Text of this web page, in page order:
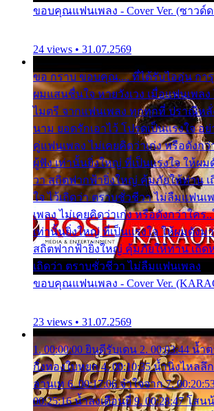
ขอบคุณแฟนเพลง - Cover Ver. (ซาวด์
24 views • 31.07.2569
ขอ กราบ ขอบคุณ.... ที่ได้รับไออุ่น กา
ผมแสนชื่นใจ หายวังเวง เมื่อแฟนเพลง
ไมตรี จากแฟนเพลง ทุกทุกที่ ปราณีห
นาม ยอดรักเอาไว้ โปรดเป็นแรงใจ อ
คู่แฟนเพลง ไม่เคยคิดว่าเก่ง หรือดังก
ผู้ฟัง เท่านั้นยิ่งใหญ่ ที่เป็นแรงใจ ให้ผม
วา สถิตฟากฟ้ายิ่งใหญ่ คุ้มภัยให้ท่าน เ
ใจ ไว้เถิดว่า ตราบชั่วชีวา ไม่ลืมแฟน
เพลง ไม่เคยคิดว่าเก่ง หรือดังกว่าใค
เท่านั้นยิ่งใหญ่ ที่เป็นแรงใจ ให้ผมดังม
สถิตฟากฟ้ายิ่งใหญ่ คุ้มภัยให้ท่าน เถิด
เถิดว่า ตราบชั่วชีวา ไม่ลืมแฟนเพลง
ขอบคุณแฟนเพลง - Cover Ver.
23 views • 31.07.2569
1. 00:00:00 ยินดีรับเดน 2. 00:03:44 น้ำ
กิ่งทองใบหยก 4. 00:10:35 น้ำนิ่งไหลลึ
ลานเท 6. 00:17:06 จำใจจาก 7.
00:25:16 น้ำลงเดือนยี่ 9. 00:28:47 โสน